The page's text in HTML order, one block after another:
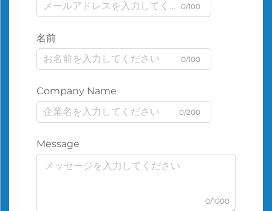
0/100
名前
0/100
Company Name
0/200
Message
0/1000